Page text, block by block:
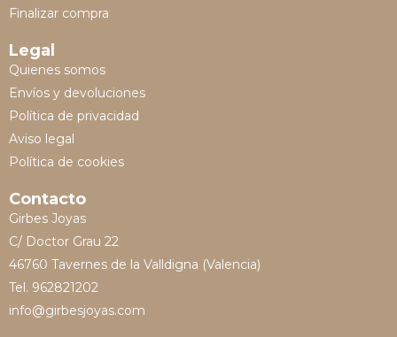
Finalizar compra
Legal
Quienes somos
Envíos y devoluciones
Política de privacidad
Aviso legal
Política de cookies
Contacto
Girbes Joyas
C/ Doctor Grau 22
46760 Tavernes de la Valldigna (Valencia)
Tel. 962821202
info@girbesjoyas.com